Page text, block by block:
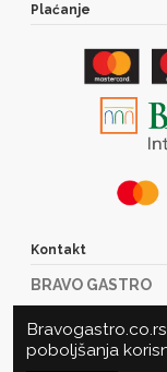
Plaćanje
Kontakt
BRAVO GASTRO
21000 Novi Sad
Tel:
poboljšanja